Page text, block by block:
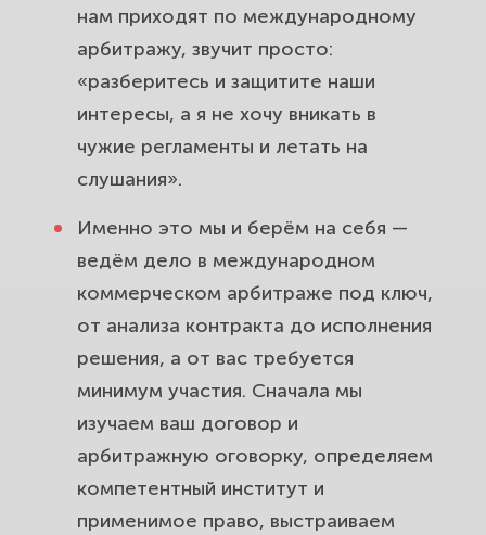
нам приходят по международному
арбитражу, звучит просто:
«разберитесь и защитите наши
интересы, а я не хочу вникать в
чужие регламенты и летать на
слушания».
Именно это мы и берём на себя —
ведём дело в международном
коммерческом арбитраже под ключ,
от анализа контракта до исполнения
решения, а от вас требуется
минимум участия. Сначала мы
изучаем ваш договор и
арбитражную оговорку, определяем
компетентный институт и
применимое право, выстраиваем